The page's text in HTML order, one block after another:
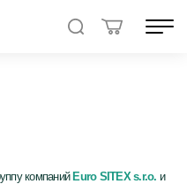
компаний Euro SITEX s.r.o. и